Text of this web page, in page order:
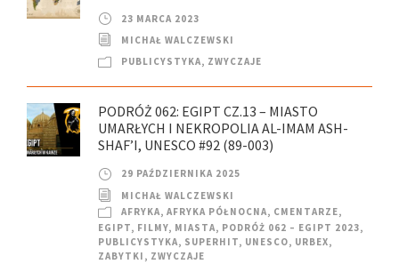
23 MARCA 2023
MICHAŁ WALCZEWSKI
PUBLICYSTYKA, ZWYCZAJE
PODRÓŻ 062: EGIPT CZ.13 – MIASTO
UMARŁYCH I NEKROPOLIA AL-IMAM ASH-
SHAF’I, UNESCO #92 (89-003)
29 PAŹDZIERNIKA 2025
MICHAŁ WALCZEWSKI
AFRYKA, AFRYKA PÓŁNOCNA, CMENTARZE,
EGIPT, FILMY, MIASTA, PODRÓŻ 062 – EGIPT 2023,
PUBLICYSTYKA, SUPERHIT, UNESCO, URBEX,
ZABYTKI , ZWYCZAJE